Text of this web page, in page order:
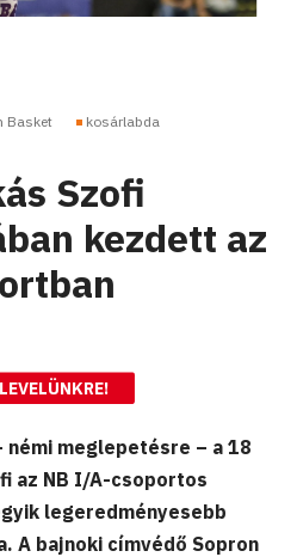
Basket
kosárlabda
Szofi
kezdett az
meglepetésre – a 18
az NB I/A-csoportos
legeredményesebb
A bajnoki címvédő Sopron